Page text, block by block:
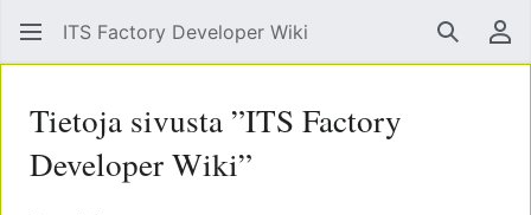
ITS Factory Developer Wiki Hae
Tietoja sivusta ”ITS Factory
Developer Wiki”